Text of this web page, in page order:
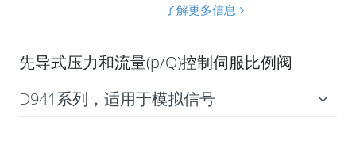
了解更多信息
先导式压力和流量(p/Q)控制伺服比例阀
D941系列，适用于模拟信号